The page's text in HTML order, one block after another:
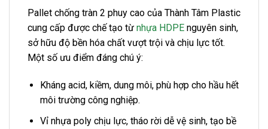
Pallet chống tràn 2 phuy cao của Thành Tâm Plastic
cung cấp được chế tạo từ nhựa HDPE nguyên sinh,
sở hữu độ bền hóa chất vượt trội và chịu lực tốt.
Một số ưu điểm đáng chú ý:
Kháng acid, kiềm, dung môi, phù hợp cho hầu hết
môi trường công nghiệp.
Vỉ nhựa poly chịu lực, tháo rời dễ vệ sinh, tạo bề